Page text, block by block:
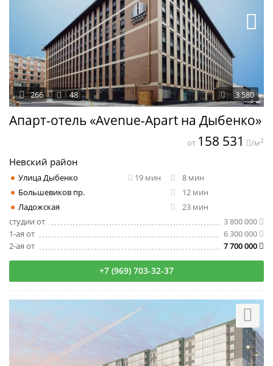
Апарт-отель «Avenue-Apart на Дыбенко»
3 580
266 48
Невский район
Улица Дыбенко 19 мин
8 мин
Большевиков пр.
12 мин
Ладожская
23 мин
студии от
3 800 000
1-ая от
6 300 000
2-ая от
7 700 000
от 158 531 /м2
+7 (969) 703-32-37